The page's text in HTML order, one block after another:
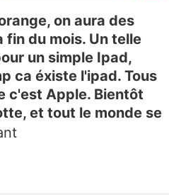
on aura des
fin du mois. Un telle
un simple Ipad,
ca éxiste l'ipad. Tous
c'est Apple. Bientôt
et tout le monde se